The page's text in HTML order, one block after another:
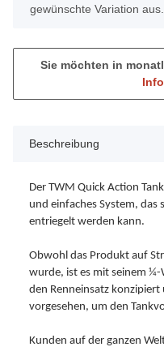
gewünschte Variation aus.
Sie möchten in
Beschreibung
Der TWM Quick Action
und einfaches System, das
entriegelt werden kann.
Obwohl das Produkt auf
wurde, ist es mit seinem ¼-
den Renneinsatz
vorgesehen, um den
Kunden auf der ganzen